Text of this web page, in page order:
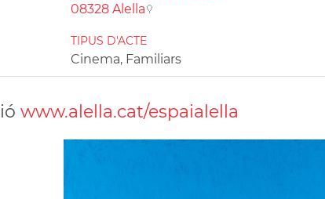
08328 Alella
TIPUS D'ACTE
Cinema, Familiars
www.alella.cat/espaialella